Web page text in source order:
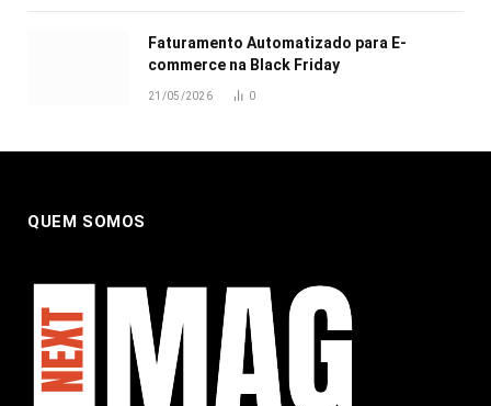
Faturamento Automatizado para E-
commerce na Black Friday
21/05/2026 0
QUEM SOMOS